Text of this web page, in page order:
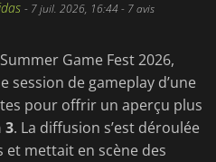
- 7 juil. 2026, 16:44- 7 avis
Game Fest 2026,
session de gameplay d’une
pour offrir un aperçu plus
3. La diffusion s’est déroulée
mettait en scène des